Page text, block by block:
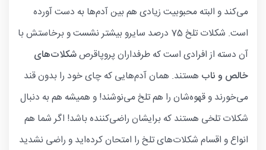
می‌کند و البته محبوبیت زیادی هم بین آدم‌ها به دست آورده
است. شکلات تلخ 75 درصد سایرو بیشتر نشست و برخاستش با
آن دسته از افرادی است که طرفداران پروپاقرصشکلات‌های
خالص و ناب هستند. همان آدم‌هایی که چای خود را بدون قند
می‌خورند و قهوه‌شان را هم تلخ می‌نوشند! و همیشه هم به دنبال
شکلات تلخی هستند که برایشان راضی‌کننده باشد! اگر شما هم
انواع و اقسام شکلات‌های تلخ را امتحان کرده‌اید و راضی نشدید